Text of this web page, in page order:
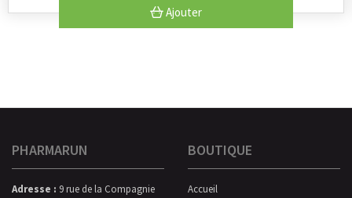
Ajouter
PHARMARUN
Adresse : 9 rue de la Compagnie
BOUTIQUE
Accueil